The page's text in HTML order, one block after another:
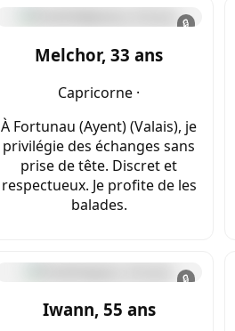
🔒
Melchor, 33 ans
Capricorne ·
À Fortunau (Ayent) (Valais), je
privilégie des échanges sans
prise de tête. Discret et
respectueux. Je profite de les
balades.
🔒
Iwann, 55 ans